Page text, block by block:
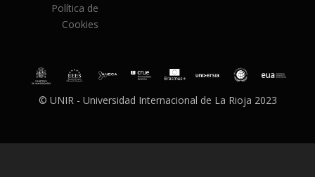
Política de
Cookies
© UNIR - Universidad Internacional de La Rioja 2023